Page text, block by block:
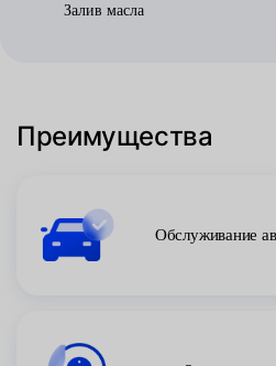
Залив масла
Преимущества
Обслуживание